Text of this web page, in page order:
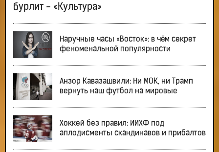
бурлит - «Культура»
Наручные часы «Восток»: в чём секрет
феноменальной популярности
Анзор Кавазашвили: Ни МОК, ни Трамп
вернуть наш футбол на мировые
Хоккей без правил: ИИХФ под
аплодисменты скандинавов и прибалтов